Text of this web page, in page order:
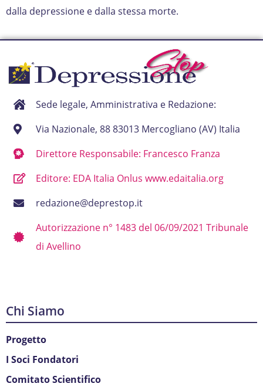
dalla depressione e dalla stessa morte.
Sede legale, Amministrativa e Redazione:
Via Nazionale, 88 83013 Mercogliano (AV) Italia
Direttore Responsabile: Francesco Franza
Editore: EDA Italia Onlus www.edaitalia.org
redazione@deprestop.it
Autorizzazione n° 1483 del 06/09/2021 Tribunale
di Avellino
Chi Siamo
Progetto
I Soci Fondatori
Comitato Scientifico